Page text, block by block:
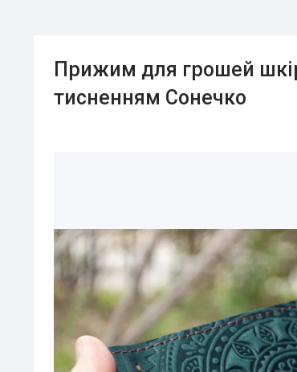
Прижим для грошей
тисненням Сонечко